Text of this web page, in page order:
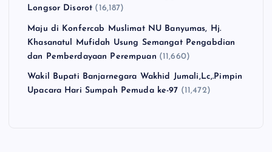
Longsor Disorot (16,187)
Maju di Konfercab Muslimat NU Banyumas, Hj.
Khasanatul Mufidah Usung Semangat Pengabdian
dan Pemberdayaan Perempuan (11,660)
Wakil Bupati Banjarnegara Wakhid Jumali,Lc,.Pimpin
Upacara Hari Sumpah Pemuda ke-97 (11,472)